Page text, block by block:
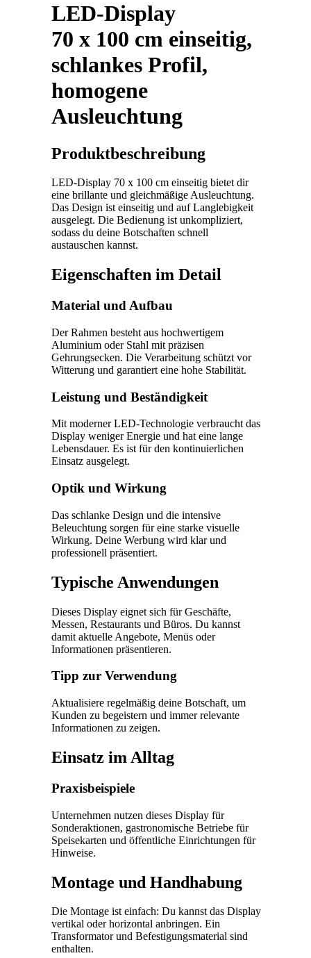
LED-Display
70 x 100 cm einseitig,
schlankes Profil,
homogene
Ausleuchtung
Produktbeschreibung
LED-Display 70 x 100 cm einseitig bietet dir
eine brillante und gleichmäßige Ausleuchtung.
Das Design ist einseitig und auf Langlebigkeit
ausgelegt. Die Bedienung ist unkompliziert,
sodass du deine Botschaften schnell
austauschen kannst.
Eigenschaften im Detail
Material und Aufbau
Der Rahmen besteht aus hochwertigem
Aluminium oder Stahl mit präzisen
Gehrungsecken. Die Verarbeitung schützt vor
Witterung und garantiert eine hohe Stabilität.
Leistung und Beständigkeit
Mit moderner LED-Technologie verbraucht das
Display weniger Energie und hat eine lange
Lebensdauer. Es ist für den kontinuierlichen
Einsatz ausgelegt.
Optik und Wirkung
Das schlanke Design und die intensive
Beleuchtung sorgen für eine starke visuelle
Wirkung. Deine Werbung wird klar und
professionell präsentiert.
Typische Anwendungen
Dieses Display eignet sich für Geschäfte,
Messen, Restaurants und Büros. Du kannst
damit aktuelle Angebote, Menüs oder
Informationen präsentieren.
Tipp zur Verwendung
Aktualisiere regelmäßig deine Botschaft, um
Kunden zu begeistern und immer relevante
Informationen zu zeigen.
Einsatz im Alltag
Praxisbeispiele
Unternehmen nutzen dieses Display für
Sonderaktionen, gastronomische Betriebe für
Speisekarten und öffentliche Einrichtungen für
Hinweise.
Montage und Handhabung
Die Montage ist einfach: Du kannst das Display
vertikal oder horizontal anbringen. Ein
Transformator und Befestigungsmaterial sind
enthalten.